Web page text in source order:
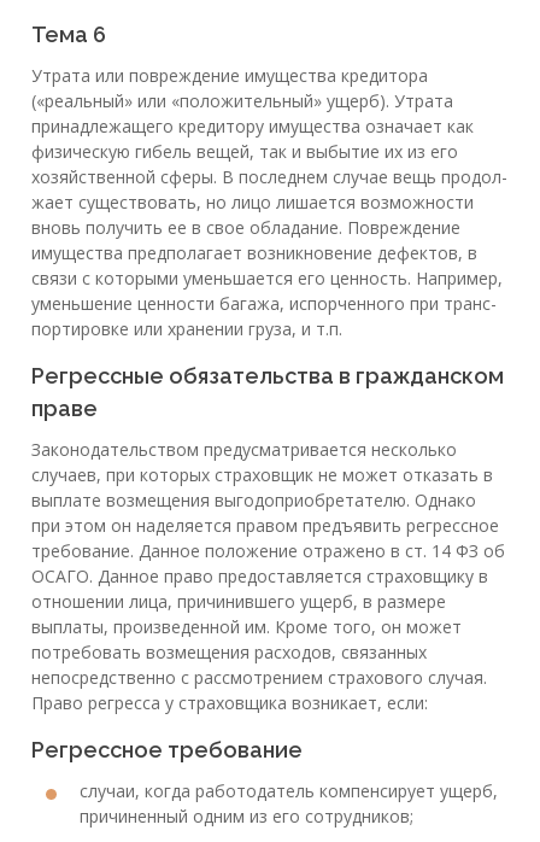
Тема 6
Утрата или повреждение имущества кредитора
(«реальный» или «положительный» ущерб). Утрата
принадлежащего кредитору имущества означает как
физическую гибель вещей, так и выбытие их из его
хозяйственной сферы. В последнем случае вещь продол­
жает существовать, но лицо лишается возможности
вновь получить ее в свое обладание. Повреждение
имущества предполагает возник­новение дефектов, в
связи с которыми уменьшается его ценность. Например,
уменьшение ценности багажа, испорченного при транс­
портировке или хранении груза, и т.п.
Регрессные обязательства в гражданском
праве
Законодательством предусматривается несколько
случаев, при которых страховщик не может отказать в
выплате возмещения выгодоприобретателю. Однако
при этом он наделяется правом предъявить регрессное
требование. Данное положение отражено в ст. 14 ФЗ об
ОСАГО. Данное право предоставляется страховщику в
отношении лица, причинившего ущерб, в размере
выплаты, произведенной им. Кроме того, он может
потребовать возмещения расходов, связанных
непосредственно с рассмотрением страхового случая.
Право регресса у страховщика возникает, если:
Регрессное требование
случаи, когда работодатель компенсирует ущерб,
причиненный одним из его сотрудников;